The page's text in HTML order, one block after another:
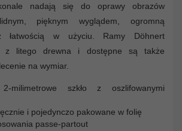
nadają się do oprawy obrazów
pięknym wyglądem, ogromną
łatwością w użyciu. Ramy Döhnert
z litego drewna i dostępne są także
na wymiar.
2-milimetrowe szkło z oszlifowanymi
i pojedynczo pakowane w folię
passe-partout